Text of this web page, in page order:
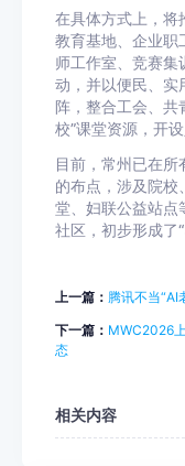
在具体方式上，将
教育基地、企业职
师工作室、竞赛集
动，并以便民、实
阵，整合工会、共
校”课堂资源，开
目前，常州已在
的布点，涉及院校
堂、妇联公益站点
社区，初步形成了
上一篇： 腾讯不当“AI
下一篇： MWC2026
态
相关内容